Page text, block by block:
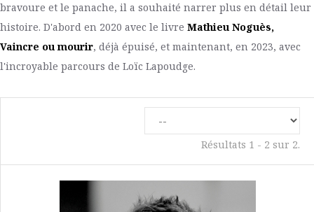
bravoure et le panache, il a souhaité narrer plus en détail leur
histoire. D'abord en 2020 avec le livre Mathieu Noguès,
Vaincre ou mourir, déjà épuisé, et maintenant, en 2023, avec
l'incroyable parcours de Loïc Lapoudge.
Résultats 1 - 2 sur 2.